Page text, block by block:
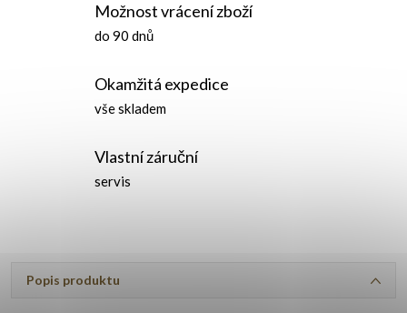
Možnost vrácení zboží
do 90 dnů
Okamžitá expedice
vše skladem
Vlastní záruční
servis
Popis produktu